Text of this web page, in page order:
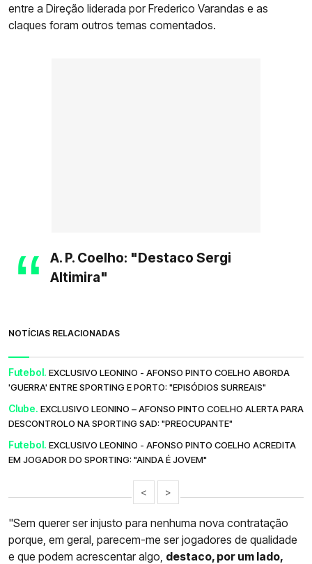
entre a Direção liderada por Frederico Varandas e as
claques foram outros temas comentados.
A. P. Coelho: "Destaco Sergi
Altimira"
NOTÍCIAS RELACIONADAS
Futebol. EXCLUSIVO LEONINO - AFONSO PINTO COELHO ABORDA
'GUERRA' ENTRE SPORTING E PORTO: "EPISÓDIOS SURREAIS"
Clube. EXCLUSIVO LEONINO – AFONSO PINTO COELHO ALERTA PARA
DESCONTROLO NA SPORTING SAD: "PREOCUPANTE"
Futebol. EXCLUSIVO LEONINO - AFONSO PINTO COELHO ACREDITA
EM JOGADOR DO SPORTING: "AINDA É JOVEM"
< >
"Sem querer ser injusto para nenhuma nova contratação
porque, em geral, parecem-me ser jogadores de qualidade
e que podem acrescentar algo, destaco, por um lado,